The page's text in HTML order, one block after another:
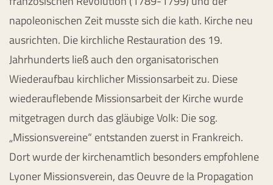
napoleonischen Zeit musste sich die kath. Kirche neu
ausrichten. Die kirchliche Restauration des 19.
Jahrhunderts ließ auch den organisatorischen
Wiederaufbau kirchlicher Missionsarbeit zu. Diese
wiederauflebende Missionsarbeit der Kirche wurde
mitgetragen durch das gläubige Volk: Die sog.
„Missionsvereine“ entstanden zuerst in Frankreich.
Dort wurde der kirchenamtlich besonders empfohlene
Lyoner Missionsverein, das Oeuvre de la Propagation